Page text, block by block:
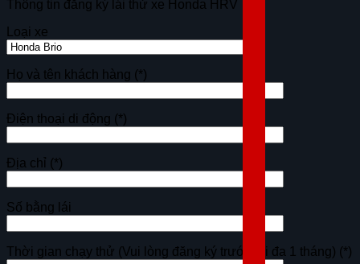
Thông tin đăng ký lái thử xe Honda HRV
Loại xe
Họ và tên khách hàng (*)
Điện thoại di động (*)
Địa chỉ (*)
Số bằng lái
Thời gian chạy thử (Vui lòng đăng ký trước tối đa 1 tháng) (*)